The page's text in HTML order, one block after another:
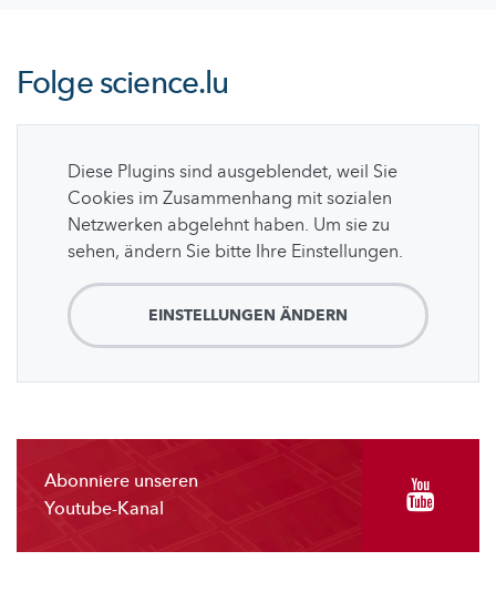
Folgescience.lu
Diese Plugins sind ausgeblendet, weil Sie
Cookies im Zusammenhang mit sozialen
Netzwerken abgelehnt haben. Um sie zu
sehen, ändern Sie bitte Ihre Einstellungen.
EINSTELLUNGEN ÄNDERN
Abonniere unseren
Youtube-Kanal